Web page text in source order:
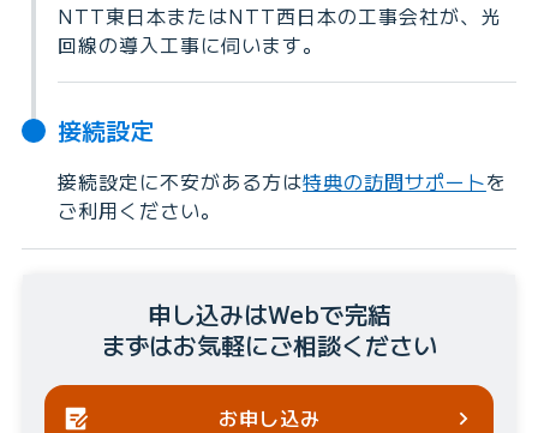
NTT東日本またはNTT西日本の工事会社が、光
回線の導入工事に伺います。
接続設定
接続設定に不安がある方は特典の訪問サポートを
ご利用ください。
申し込みはWebで完結
まずはお気軽にご相談ください
お申し込み